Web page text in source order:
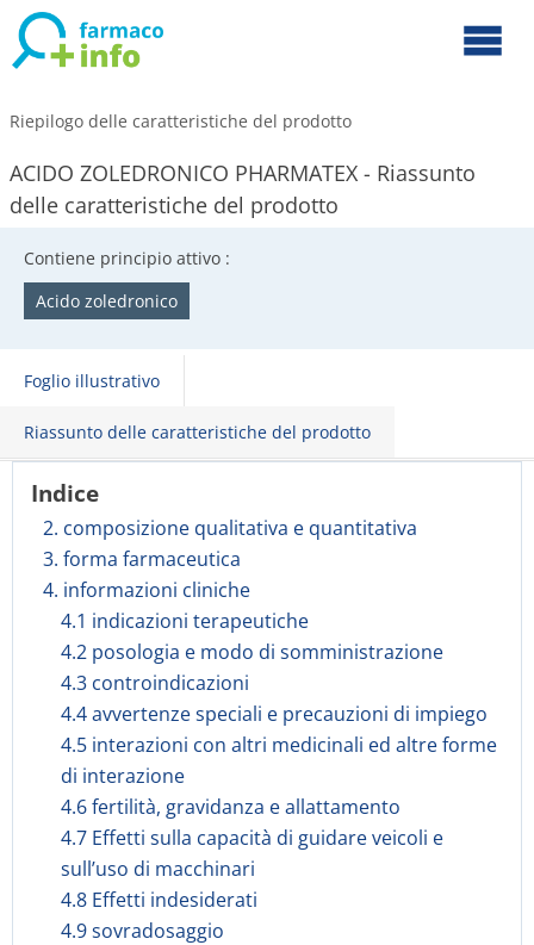
Riepilogo delle caratteristiche del prodotto
ACIDO ZOLEDRONICO PHARMATEX - Riassunto
delle caratteristiche del prodotto
Contiene principio attivo :
Acido zoledronico
Foglio illustrativo
Riassunto delle caratteristiche del prodotto
Indice
2. composizione qualitativa e quantitativa
3. forma farmaceutica
4. informazioni cliniche
4.1 indicazioni terapeutiche
4.2 posologia e modo di somministrazione
4.3 controindicazioni
4.4 avvertenze speciali e precauzioni di impiego
4.5 interazioni con altri medicinali ed altre forme
di interazione
4.6 fertilità, gravidanza e allattamento
4.7 Effetti sulla capacità di guidare veicoli e
sull’uso di macchinari
4.8 Effetti indesiderati
4.9 sovradosaggio